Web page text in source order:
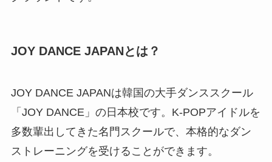
JOY DANCE JAPANとは？
JOY DANCE JAPANは韓国の大手ダンススクール
「JOY DANCE」の日本校です。K-POPアイドルを
多数輩出してきた名門スクールで、本格的なダン
ストレーニングを受けることができます。